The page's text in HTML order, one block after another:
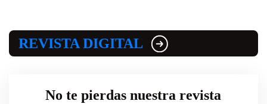
REVISTA DIGITAL
No te pierdas nuestra revista